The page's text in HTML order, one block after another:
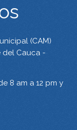
(CAM)
del Cauca -
8 am a 12 pm y